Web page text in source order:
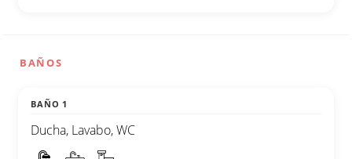
BAÑOS
BAÑO 1
Ducha, Lavabo, WC